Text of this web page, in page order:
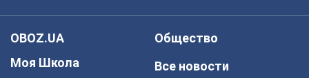
OBOZ.UA
Моя Школа
Общество
Все новости